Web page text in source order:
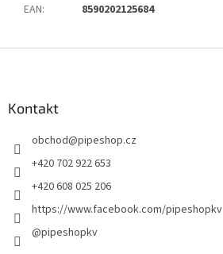
EAN: 8590202125684
Kontakt
obchod@pipeshop.cz
+420 702 922 653
+420 608 025 206
https://www.facebook.com/pipeshopkv
@pipeshopkv